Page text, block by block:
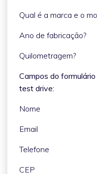
Qual é a marca e o
Ano de fabricação?
Quilometragem?
Campos do
test drive:
Nome
Email
Telefone
CEP